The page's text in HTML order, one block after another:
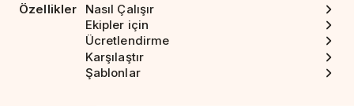
Özellikler
Nasıl Çalışır
Ekipler için
Ücretlendirme
Karşılaştır
Şablonlar